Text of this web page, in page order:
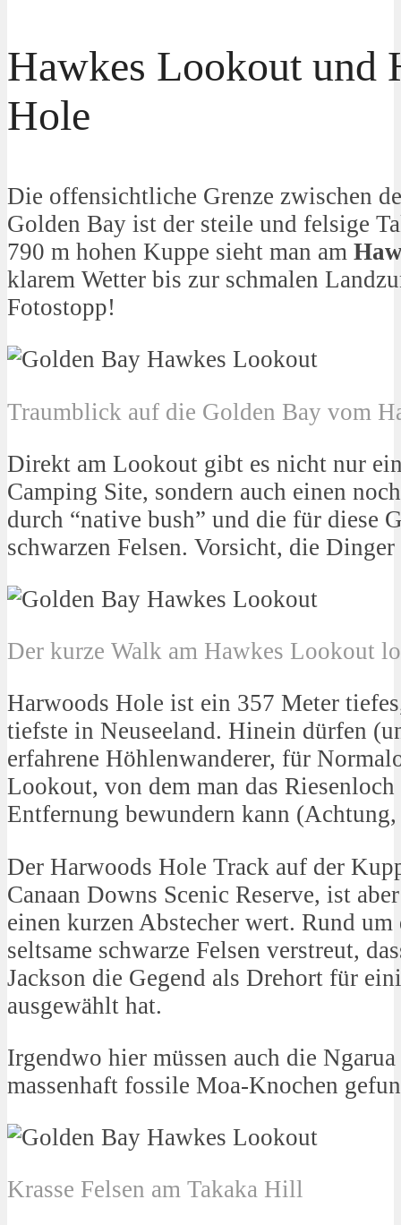
Hawkes Lookout und
Hole
Die offensichtliche Grenze zwischen
Golden Bay ist der steile und felsige
790 m hohen Kuppe sieht man am
klarem Wetter bis zur schmalen
Fotostopp!
Traumblick auf die Golden Bay vom
Direkt am Lookout gibt es nicht nur
Camping Site, sondern auch einen
durch “native bush” und die für diese
schwarzen Felsen. Vorsicht, die
Der kurze Walk am Hawkes Lookout
Harwoods Hole ist ein 357 Meter
tiefste in Neuseeland. Hinein dürfen
erfahrene Höhlenwanderer, für
Lookout, von dem man das Riesenloch
Entfernung bewundern kann
Der Harwoods Hole Track auf der
Canaan Downs Scenic Reserve, ist
einen kurzen Abstecher wert. Rund
seltsame schwarze Felsen verstreut,
Jackson die Gegend als Drehort für
ausgewählt hat.
Irgendwo hier müssen auch die
massenhaft fossile Moa-Knochen
Krasse Felsen am Takaka Hill